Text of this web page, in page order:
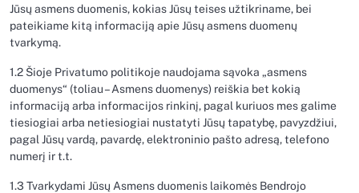
Jūsų asmens duomenis, kokias Jūsų teises užtikriname, bei
pateikiame kitą informaciją apie Jūsų asmens duomenų
tvarkymą.
1.2 Šioje Privatumo politikoje naudojama sąvoka „asmens
duomenys“ (toliau – Asmens duomenys) reiškia bet kokią
informaciją arba informacijos rinkinį, pagal kuriuos mes galime
tiesiogiai arba netiesiogiai nustatyti Jūsų tapatybę, pavyzdžiui,
pagal Jūsų vardą, pavardę, elektroninio pašto adresą, telefono
numerį ir t.t.
1.3 Tvarkydami Jūsų Asmens duomenis laikomės Bendrojo